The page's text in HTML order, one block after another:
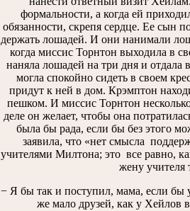
формальности, а когда ей
обязанности, скрепя сердце. Ее сын
держать лошадей. И они нанимали
когда миссис Торнтон выходила в
наняла лошадей на три дня и
могла спокойно сидеть в своем
придут к ней в дом. Крэмптон
пешком. И миссис Торнтон
деле он желает, чтобы она
была бы рада, если бы без этого
заявила, что «нет смысла
учителями Милтона; это все равно,
жену
− Я бы так и поступил, мама, если бы
же мало друзей, как у Хейлов